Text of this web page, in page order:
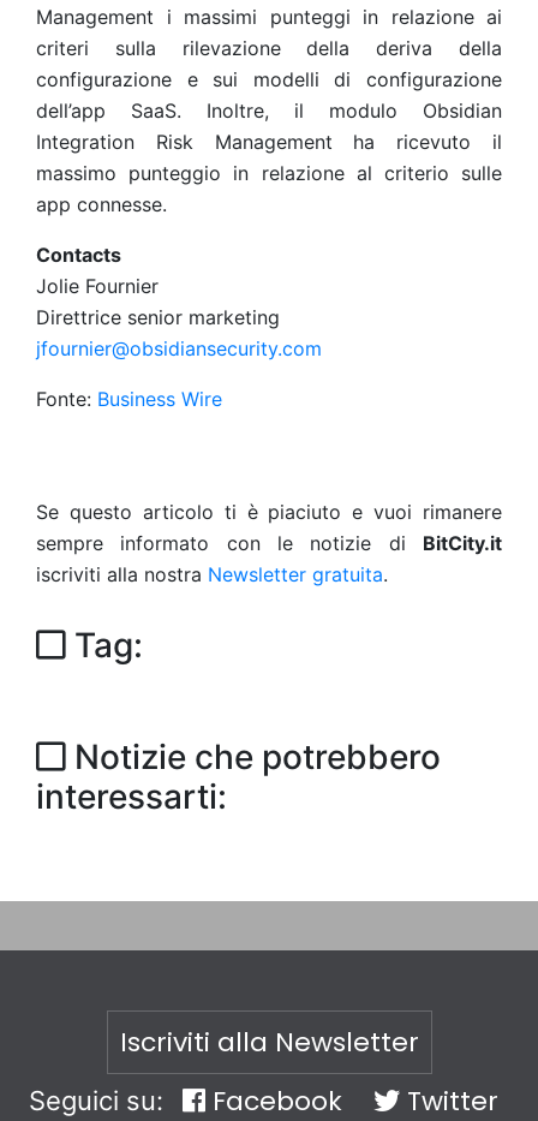
Management i massimi punteggi in relazione ai
criteri sulla rilevazione della deriva della
configurazione e sui modelli di configurazione
dell’app SaaS. Inoltre, il modulo Obsidian
Integration Risk Management ha ricevuto il
massimo punteggio in relazione al criterio sulle
app connesse.
Contacts
Jolie Fournier
Direttrice senior marketing
jfournier@obsidiansecurity.com
Fonte: Business Wire
Se questo articolo ti è piaciuto e vuoi rimanere
sempre informato con le notizie di BitCity.it
iscriviti alla nostra Newsletter gratuita.
Tag:
Notizie che potrebbero
interessarti:
Iscriviti alla Newsletter
Seguici su: Facebook
Twitter